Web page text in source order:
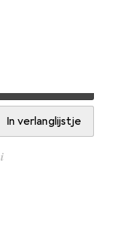
In verlanglijstje
i